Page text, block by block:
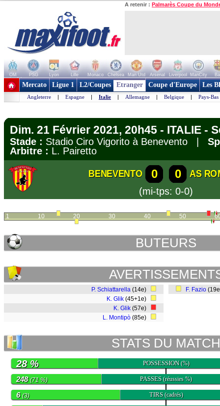
A retenir : Palmarès Coupe du
OM PSG Lyon Lille Monaco Chelsea Man Utd Arsenal Liverpool ManCity
+ de clubs
Mercato Ligue 1 L2/Coupes Etranger Coupe d'Europe Les
Angleterre | Espagne | Italie | Allemagne | Belgique | Pays-Bas
Dim. 21 Février 2021, 20h45 - ITALIE -
Stade : Stadio Ciro Vigorito à Benevento |
Arbitre : L. Pairetto
BENEVENTO 0 0
AS
(mi-tps: 0-0)
1 10 20 30 40 50
BUTEURS
P. Schiattarella (14e)
K. Glik (45+1e)
K. Glik (57e)
L. Montipò (85e)
F. Fazio
STATS DU MATCH
POSSESSION(%)
28 %
PASSES(réussies %)
248(71 %)
TIRS(cadrés)
6(3)